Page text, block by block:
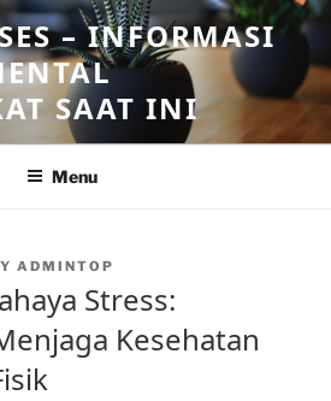
– INFORMASI
SAAT INI
Menu
ADMINTOP
Stress:
Kesehatan